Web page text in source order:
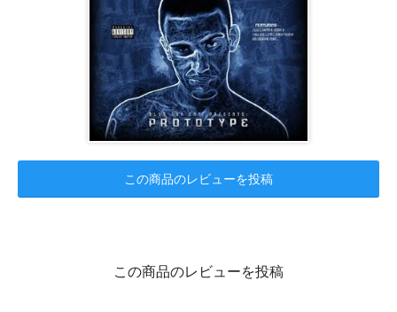
この商品のレビューを投稿
この商品のレビューを投稿